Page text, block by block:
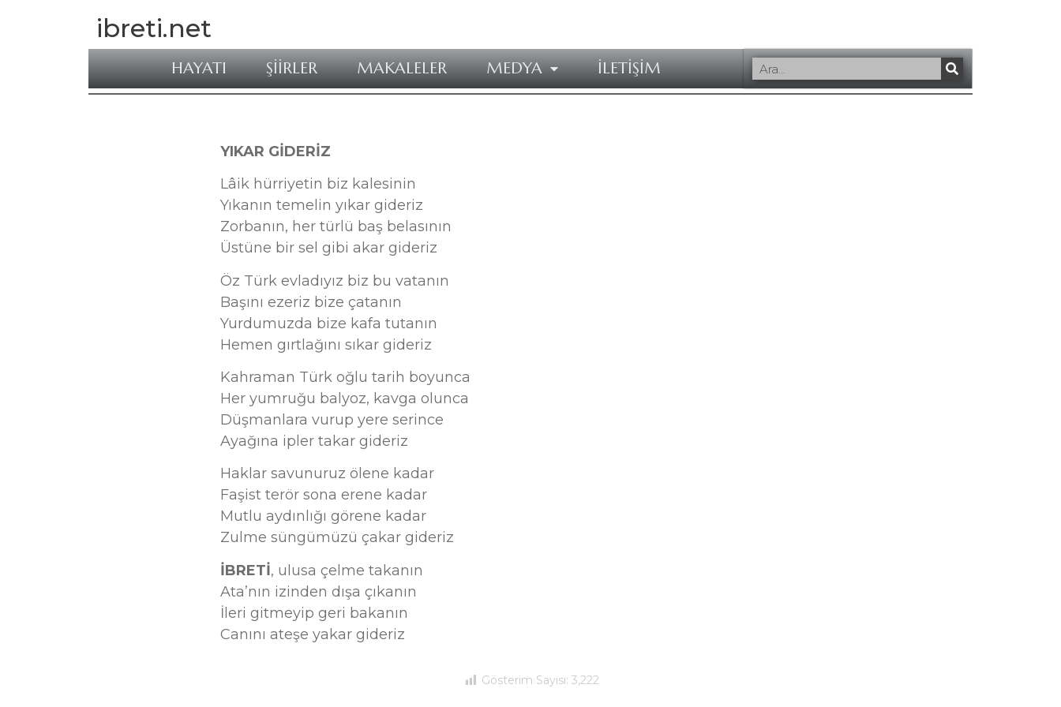
ibreti.net
HAYATI ŞİİRLER MAKALELER MEDYA İLETİŞİM
YIKAR GİDERİZ
Lâik hürriyetin biz kalesinin
Yıkanın temelin yıkar gideriz
Zorbanın, her türlü baş belasının
Üstüne bir sel gibi akar gideriz
Öz Türk evladıyız biz bu vatanın
Başını ezeriz bize çatanın
Yurdumuzda bize kafa tutanın
Hemen gırtlağını sıkar gideriz
Kahraman Türk oğlu tarih boyunca
Her yumruğu balyoz, kavga olunca
Düşmanlara vurup yere serince
Ayağına ipler takar gideriz
Haklar savunuruz ölene kadar
Faşist terör sona erene kadar
Mutlu aydınlığı görene kadar
Zulme süngümüzü çakar gideriz
İBRETİ, ulusa çelme takanın
Ata’nın izinden dışa çıkanın
İleri gitmeyip geri bakanın
Canını ateşe yakar gideriz
Gösterim Sayısı: 3,222